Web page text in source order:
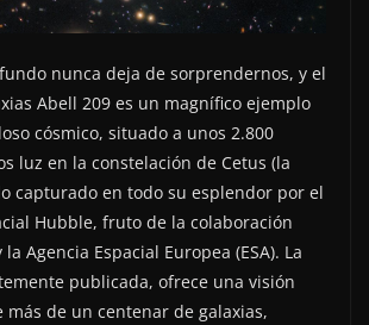
nunca deja de sorprendernos, y el
Abell 209 es un magnífico ejemplo
cósmico, situado a unos 2.800
luz en la constelación de Cetus (la
capturado en todo su esplendor por el
Hubble, fruto de la colaboración
Agencia Espacial Europea (ESA). La
publicada, ofrece una visión
de un centenar de galaxias,